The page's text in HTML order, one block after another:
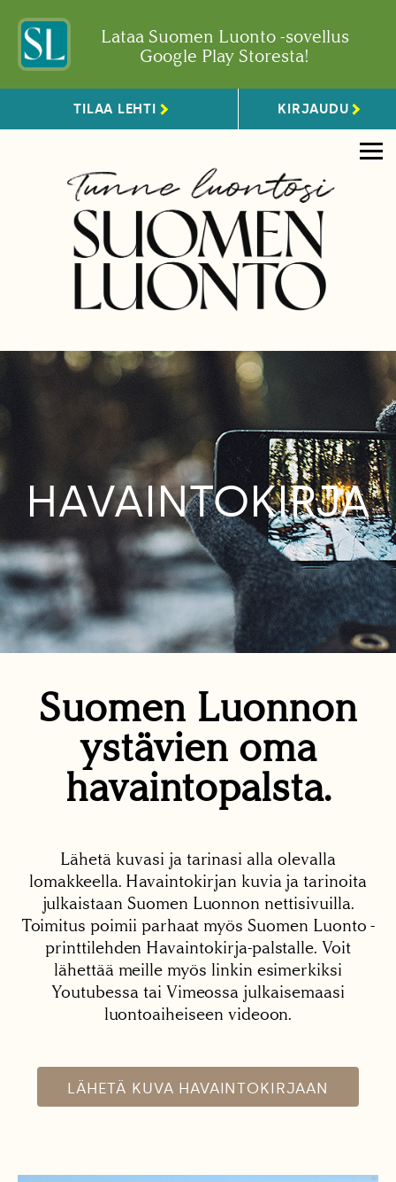
Lataa Suomen Luonto -sovellus
Google Play Storesta!
TILAA LEHTI KIRJAUDU
HAVAINTOKIRJA
Suomen Luonnon
ystävien oma
havaintopalsta.
Lähetä kuvasi ja tarinasi alla olevalla
lomakkeella. Havaintokirjan kuvia ja tarinoita
julkaistaan Suomen Luonnon nettisivuilla.
Toimitus poimii parhaat myös Suomen Luonto -
printtilehden Havaintokirja-palstalle. Voit
lähettää meille myös linkin esimerkiksi
Youtubessa tai Vimeossa julkaisemaasi
luontoaiheiseen videoon.
LÄHETÄ KUVA HAVAINTOKIRJAAN